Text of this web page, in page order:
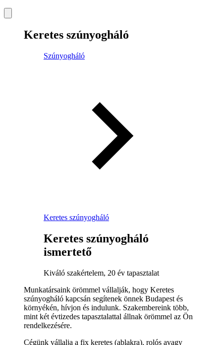
Keretes szúnyogháló
Szúnyogháló
Keretes szúnyogháló
Keretes szúnyogháló
ismertető
Kiváló szakértelem, 20 év tapasztalat
Munkatársaink örömmel vállalják, hogy Keretes
szúnyogháló kapcsán segítenek önnek Budapest és
környékén, hívjon és indulunk. Szakembereink több,
mint két évtizedes tapasztalattal állnak örömmel az Ön
rendelkezésére.
Cégünk vállalja a fix keretes (ablakra), rolós avagy